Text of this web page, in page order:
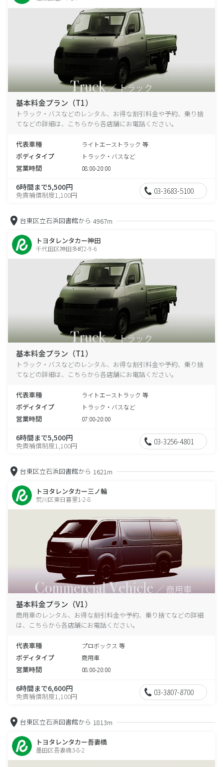
基本料金プラン（T1）
トラック・バスなどのレンタル、お得な割引料金や予約、乗り捨
てなどの詳細は、こちらから各店舗にお電話ください。
代表車種 ライトエーストラック 等
ボディタイプ トラック・バスなど
営業時間 08:00-20:00
6時間まで5,500円
免責補償制度1,100円 03-3683-5100
台東区立石浜図書館から 4967m
トヨタレンタカー神田
千代田区神田多町2-9-6
基本料金プラン（T1）
トラック・バスなどのレンタル、お得な割引料金や予約、乗り捨
てなどの詳細は、こちらから各店舗にお電話ください。
代表車種 ライトエーストラック 等
ボディタイプ トラック・バスなど
営業時間 07:00-20:00
6時間まで5,500円
免責補償制度1,100円 03-3256-4801
台東区立石浜図書館から 1621m
トヨタレンタカー三ノ輪
荒川区東日暮里1-2-8
基本料金プラン（V1）
商用車のレンタル、お得な割引料金や予約、乗り捨てなどの詳細
は、こちらから各店舗にお電話ください。
代表車種 プロボックス 等
ボディタイプ 商用車
営業時間 08:00-20:00
6時間まで6,600円
免責補償制度1,100円 03-3807-8700
台東区立石浜図書館から 1813m
トヨタレンタカー吾妻橋
墨田区吾妻橋3-8-2